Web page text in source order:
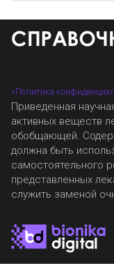
«Политика
Приведенная
активных веществ
обобщающей.
должна быть
самостоятельного
представленных
служить заменой